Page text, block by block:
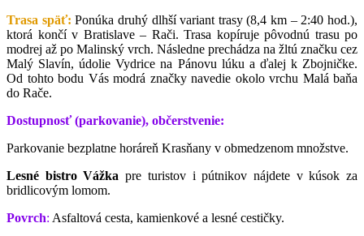
Trasa späť:Ponúka druhý dlhší variant trasy (8,4 km – 2:40 hod.),
ktorá končí v Bratislave – Rači. Trasa kopíruje pôvodnú trasu po
modrej až po Malinský vrch. Následne prechádza na žltú značku cez
Malý Slavín, údolie Vydrice na Pánovu lúku a ďalej k Zbojničke.
Od tohto bodu Vás modrá značky navedie okolo vrchu Malá baňa
do Rače.
Dostupnosť (parkovanie), občerstvenie:
Parkovanie bezplatne horáreň Krasňany v obmedzenom množstve.
Lesné bistro Vážka pre turistov i pútnikov nájdete v kúsok za
bridlicovým lomom.
Povrch: Asfaltová cesta, kamienkové a lesné cestičky.